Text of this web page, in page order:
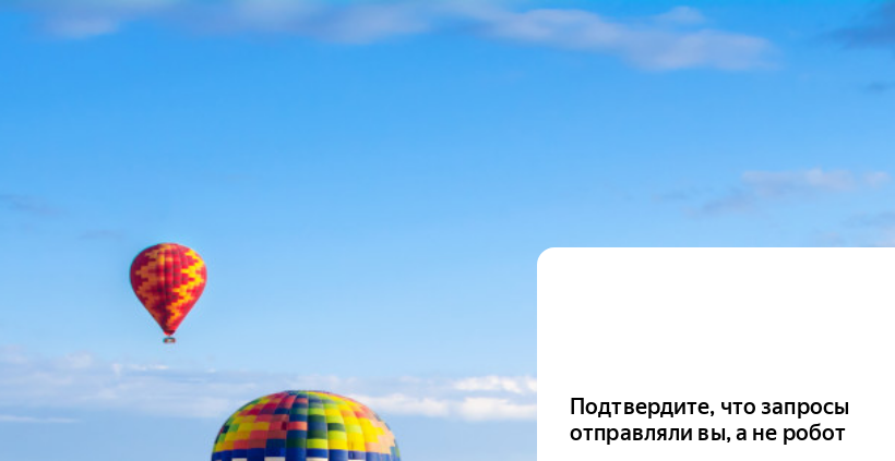
Подтвердите, что запросы
отправляли вы, а не робот